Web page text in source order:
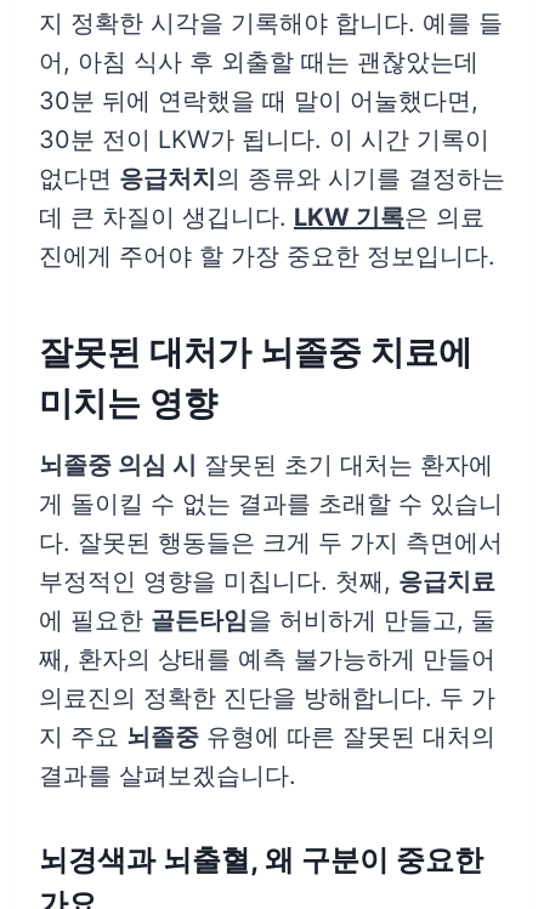
지 정확한 시각을 기록해야 합니다. 예를 들
어, 아침 식사 후 외출할 때는 괜찮았는데
30분 뒤에 연락했을 때 말이 어눌했다면,
30분 전이 LKW가 됩니다. 이 시간 기록이
없다면 응급처치의 종류와 시기를 결정하는
데 큰 차질이 생깁니다. LKW 기록은 의료
진에게 주어야 할 가장 중요한 정보입니다.
잘못된 대처가 뇌졸중 치료에
미치는 영향
뇌졸중 의심 시 잘못된 초기 대처는 환자에
게 돌이킬 수 없는 결과를 초래할 수 있습니
다. 잘못된 행동들은 크게 두 가지 측면에서
부정적인 영향을 미칩니다. 첫째, 응급치료
에 필요한 골든타임을 허비하게 만들고, 둘
째, 환자의 상태를 예측 불가능하게 만들어
의료진의 정확한 진단을 방해합니다. 두 가
지 주요 뇌졸중 유형에 따른 잘못된 대처의
결과를 살펴보겠습니다.
뇌경색과 뇌출혈, 왜 구분이 중요한